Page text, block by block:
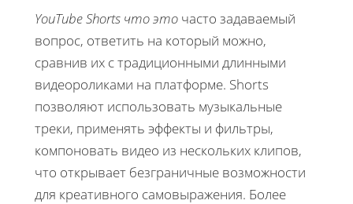
YouTube Shorts что это часто задаваемый
вопрос, ответить на который можно,
сравнив их с традиционными длинными
видеороликами на платформе. Shorts
позволяют использовать музыкальные
треки, применять эффекты и фильтры,
компоновать видео из нескольких клипов,
что открывает безграничные возможности
для креативного самовыражения. Более